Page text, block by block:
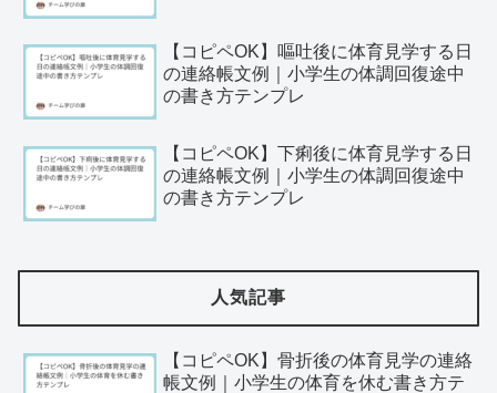
【コピペOK】嘔吐後に体育見学する日
の連絡帳文例｜小学生の体調回復途中
の書き方テンプレ
【コピペOK】下痢後に体育見学する日
の連絡帳文例｜小学生の体調回復途中
の書き方テンプレ
人気記事
【コピペOK】骨折後の体育見学の連絡
帳文例｜小学生の体育を休む書き方テ